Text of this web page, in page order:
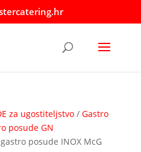
za ugostiteljstvo/ Gastro
posude GN
posude INOX McG